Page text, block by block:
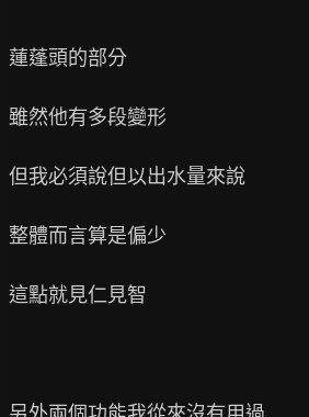
蓮蓬頭的部分
雖然他有多段變形
但我必須說但以出水量來說
整體而言算是偏少
這點就見仁見智